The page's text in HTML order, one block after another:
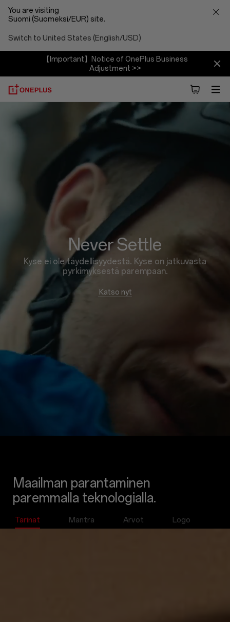
You are visiting
Suomi (Suomeksi/EUR) site.
Switch to United States (English/USD)
【Important】Notice of OnePlus Business
Adjustment >>
About
OnePlus
(NEVER
SETTLE)
Never Settle
Kyse ei ole täydellisyydestä. Kyse on jatkuvasta
pyrkimyksestä parempaan.
Katso nyt
Maailman parantaminen
paremmalla teknologialla.
Tarinat Mantra Arvot Logo